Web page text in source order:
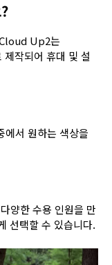
Up2는
작되어 휴대 및 설
에서 원하는 색상을
양한 수용 인원을 만
선택할 수 있습니다.